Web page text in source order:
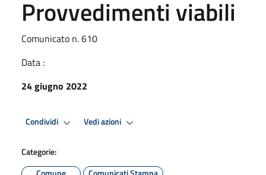
Provvedimenti viabili
Comunicato n. 610
Data :
24 giugno 2022
Condividi Vedi azioni
Categorie: